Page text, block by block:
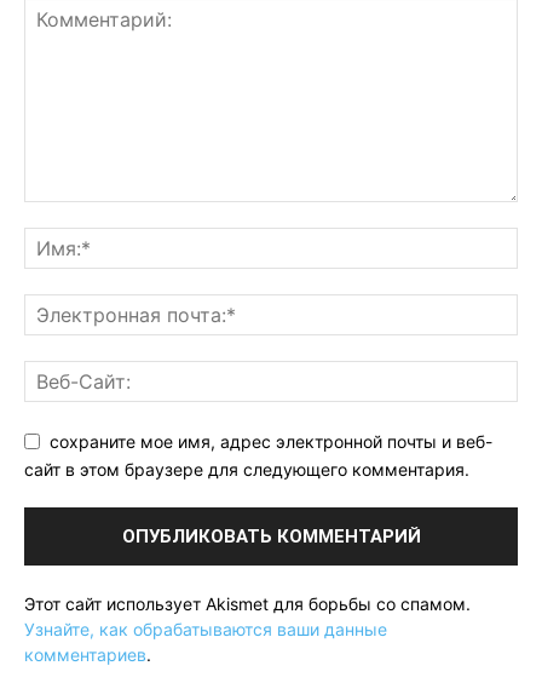
сохраните мое имя, адрес электронной почты и веб-
сайт в этом браузере для следующего комментария.
Этот сайт использует Akismet для борьбы со спамом.
Узнайте, как обрабатываются ваши данные
комментариев.